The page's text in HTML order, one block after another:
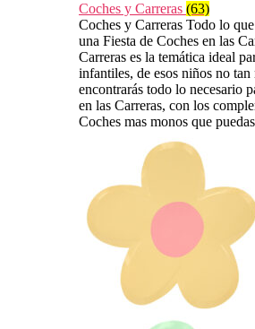
Coches y Carreras (63)
Coches y Carreras Todo lo
una Fiesta de Coches en las
Carreras es la temática ideal
infantiles, de esos niños no tan
encontrarás todo lo necesario
en las Carreras, con los
Coches mas monos que